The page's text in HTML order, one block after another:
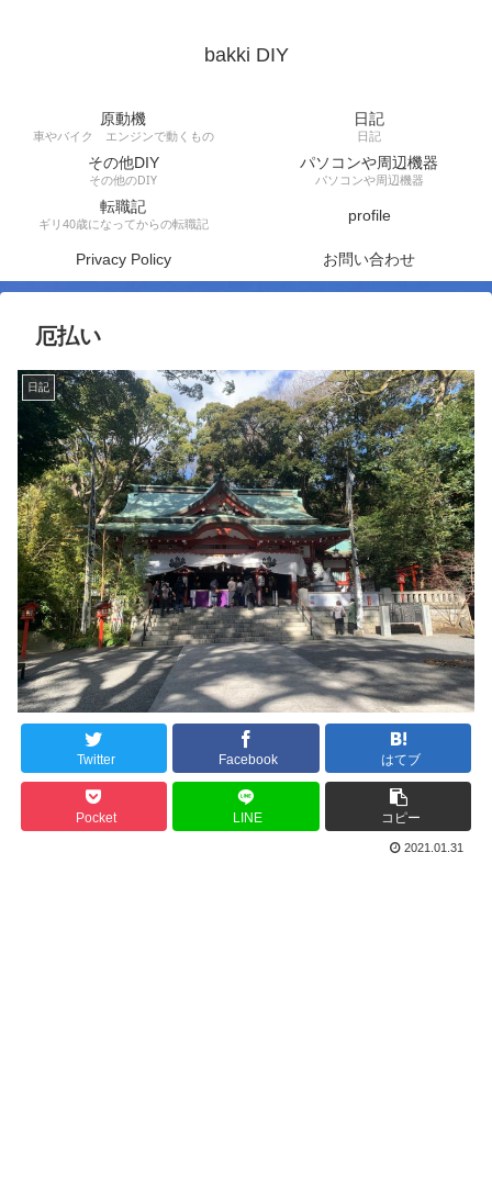
bakki DIY
原動機
車やバイク エンジンで動くもの
日記
日記
その他DIY
その他のDIY
パソコンや周辺機器
パソコンや周辺機器
転職記
ギリ40歳になってからの転職記 profile
Privacy Policy お問い合わせ
厄払い
日記
Twitter Facebook はてブ
Pocket LINE コピー
2021.01.31